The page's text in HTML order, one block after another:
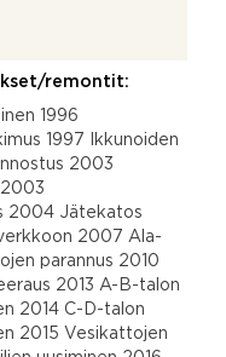
remontit:
1996
1997 Ikkunoiden
2003
2004 Jätekatos
2007 Ala-
parannus 2010
2013 A-B-talon
2014 C-D-talon
2015 Vesikattojen